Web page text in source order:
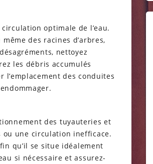
optimale de l’eau.
des racines d’arbres,
nettoyez
les débris accumulés
des conduites
des tuyauteries et
ou une circulation inefficace.
qu’il se situe idéalement
si nécessaire et assurez-